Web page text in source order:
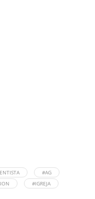
#AG
#IGREJA